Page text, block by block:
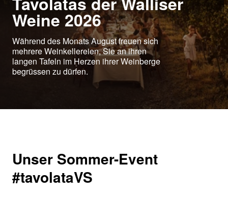
Weine 2026
Während des Monats August freuen sich
mehrere Weinkellereien, Sie an ihren
langen Tafeln im Herzen ihrer Weinberge
begrüssen zu dürfen.
Unser Sommer-Event
#tavolataVS